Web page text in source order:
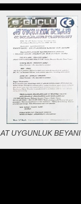
AT UYGUNLUK BEYANI